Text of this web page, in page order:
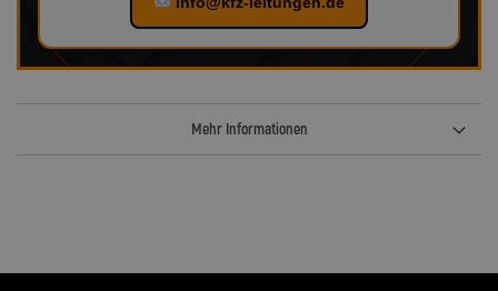
Mehr Informationen